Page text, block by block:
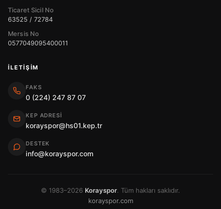
Ticaret Sicil No
63525 / 72784
Mersis No
0577049095400011
İLETIŞIM
FAKS
0 (224) 247 87 07
KEP ADRESI
korayspor@hs01.kep.tr
DESTEK
info@korayspor.com
© 1983–2026 Korayspor. Tüm hakları saklıdır.
korayspor.com